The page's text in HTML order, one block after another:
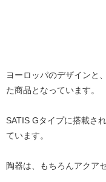
ヨーロッパのデザインと
た商品となっています。
SATIS Gタイプに搭載さ
ています。
陶器は、もちろんアクア